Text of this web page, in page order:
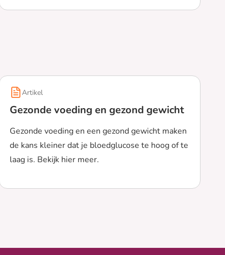
Artikel
Gezonde voeding en gezond gewicht
Gezonde voeding en een gezond gewicht maken
de kans kleiner dat je bloedglucose te hoog of te
laag is. Bekijk hier meer.